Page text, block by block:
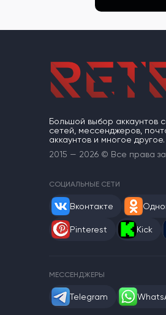
Большой выбор аккаунтов
сетей, мессенджеров,
аккаунтов и многое другое.
2015 — 2026 © Все права
СОЦИАЛЬНЫЕ СЕТИ
Вконтакте
Pinterest Kick
МЕССЕНДЖЕРЫ
Telegram